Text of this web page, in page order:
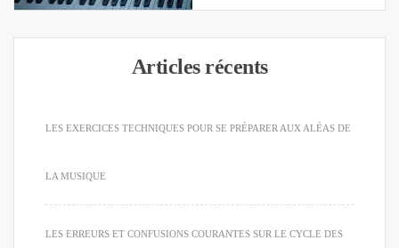
Articles récents
LES EXERCICES TECHNIQUES POUR SE PRÉPARER AUX ALÉAS DE
LA MUSIQUE
LES ERREURS ET CONFUSIONS COURANTES SUR LE CYCLE DES